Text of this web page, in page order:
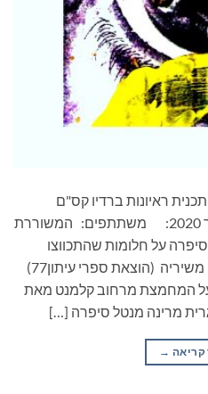
ראיונות ברדיו קס"ם
106 FM – יום רביעי ה- 1 בינואר 2020: משתתפים: המשוררת
על חלומות שהתכווצו
בכביסה, ספר ביכוריה והקריאה משיריה (הוצאת ספרי עיתון77)
על המחמצת מרחוב קלמנט מאת
מרינה מנטל סיפרה […]
→